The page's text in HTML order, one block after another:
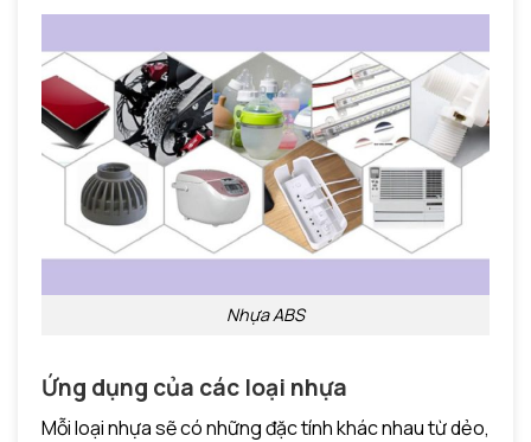
Nhựa ABS
Ứng dụng của các loại nhựa
Mỗi loại nhựa sẽ có những đặc tính khác nhau từ dẻo,